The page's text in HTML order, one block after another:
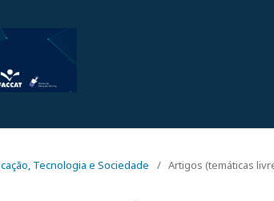
Tecnologia e Sociedade / Artigos (temáticas